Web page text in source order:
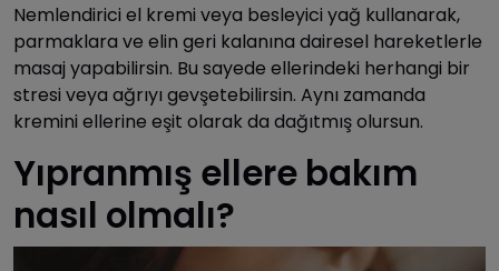
Nemlendirici el kremi veya besleyici yağ kullanarak,
parmaklara ve elin geri kalanına dairesel hareketlerle
masaj yapabilirsin. Bu sayede ellerindeki herhangi bir
stresi veya ağrıyı gevşetebilirsin. Aynı zamanda
kremini ellerine eşit olarak da dağıtmış olursun.
Yıpranmış ellere bakım
nasıl olmalı?